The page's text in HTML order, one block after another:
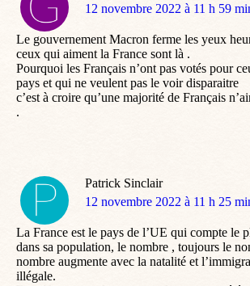
dit
12 novembre 2022 à 11 h 59
Le gouvernement Macron ferme les yeux
ceux qui aiment la France sont là .
Pourquoi les Français n’ont pas votés pour
pays et qui ne veulent pas le voir disparaitre
c’est à croire qu’une majorité de Français
.
Patrick Sinclair
dit
12 novembre 2022 à 11 h 25
La France est le pays de l’UE qui compte le
dans sa population, le nombre , toujours le
nombre augmente avec la natalité et
illégale.